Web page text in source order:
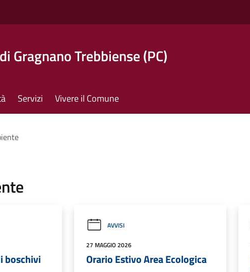
Gragnano Trebbiense (PC)
Servizi Vivere il Comune
boschivi
AVVISI
27 MAGGIO 2026
Orario Estivo Area Ecologica